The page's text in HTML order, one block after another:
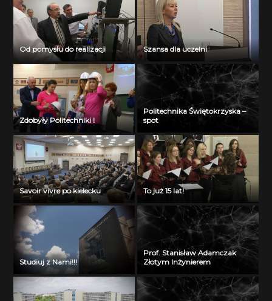
Od pomysłu do realizacji Szansa dla uczelni
Zdobyły Politechniki !
Politechnika Świętokrzyska –
spot
Savoir vivre po kielecku To już 15 lat!
Studiuj z Nami!!!
Prof. Stanisław Adamczak
Złotym Inżynierem